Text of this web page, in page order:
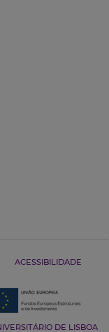
ACESSIBILIDADE
DE LISBOA